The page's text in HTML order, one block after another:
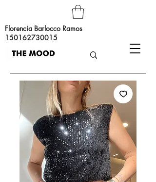
Florencia Barlocco Ramos
150162730015